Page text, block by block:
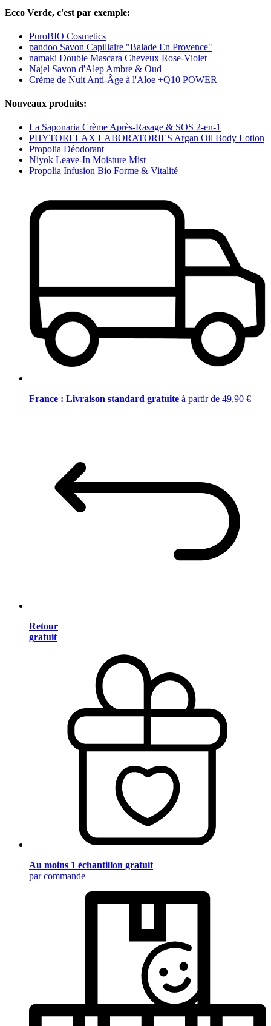
Ecco Verde, c'est par exemple:
PuroBIO Cosmetics
pandoo Savon Capillaire "Balade En Provence"
namaki Double Mascara Cheveux Rose-Violet
Najel Savon d'Alep Ambre & Oud
Crème de Nuit Anti-Âge à l'Aloe +Q10 POWER
Nouveaux produits:
La Saponaria Crème Après-Rasage & SOS 2-en-1
PHYTORELAX LABORATORIES Argan Oil Body Lotion
Propolia Déodorant
Niyok Leave-In Moisture Mist
Propolia Infusion Bio Forme & Vitalité
France : Livraison standard gratuite à partir de 49,90 €
Retour
gratuit
Au moins 1 échantillon gratuit
par commande